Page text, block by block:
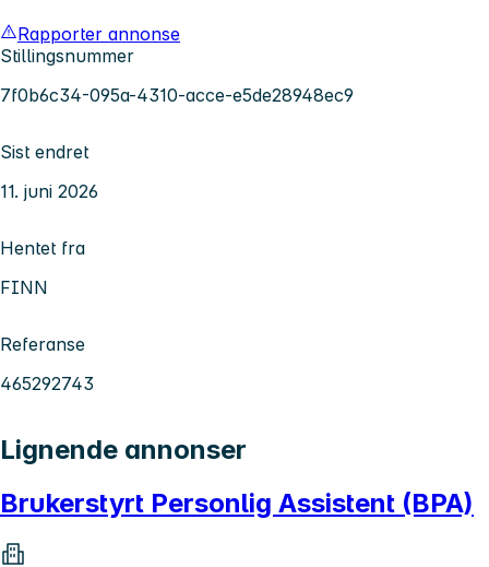
Rapporter annonse
Stillingsnummer
7f0b6c34-095a-4310-acce-e5de28948ec9
Sist endret
11. juni 2026
Hentet fra
FINN
Referanse
465292743
Lignende annonser
Brukerstyrt Personlig Assistent (BPA)